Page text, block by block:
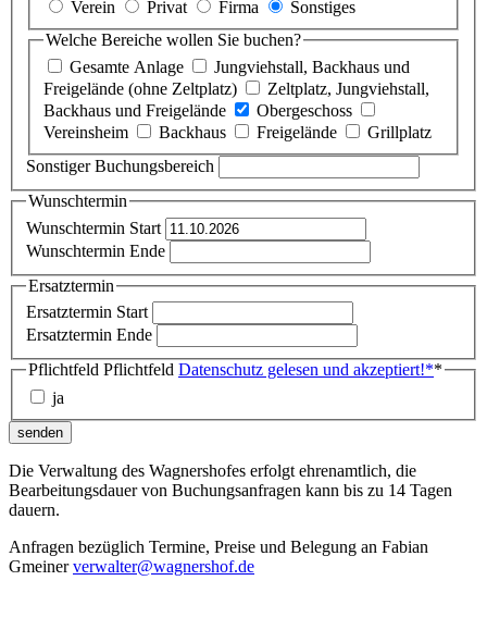
Verein
Privat Firma
Sonstiges
Welche Bereiche wollen Sie buchen?
Gesamte Anlage
Jungviehstall, Backhaus und
Freigelände (ohne Zeltplatz)
Zeltplatz, Jungviehstall,
Backhaus und Freigelände
Obergeschoss
Vereinsheim
Backhaus Freigelände
Grillplatz
Sonstiger Buchungsbereich
Wunschtermin
Wunschtermin Start
Wunschtermin Ende
Ersatztermin
Ersatztermin Start
Ersatztermin Ende
Pflichtfeld Pflichtfeld Datenschutz gelesen und akzeptiert!**
ja
senden
Die Verwaltung des Wagnershofes erfolgt ehrenamtlich, die
Bearbeitungsdauer von Buchungsanfragen kann bis zu 14 Tagen
dauern.
Anfragen bezüglich Termine, Preise und Belegung an Fabian
Gmeinerverwalter@wagnershof.de